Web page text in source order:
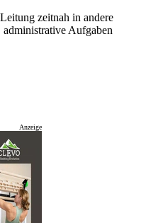
zeitnah in andere
Aufgaben
Anzeige